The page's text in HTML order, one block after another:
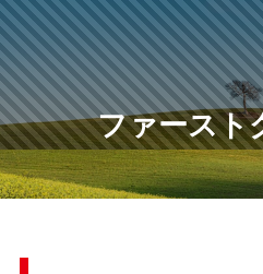
Skip
to
content
有
限
会
社
コ
岡
山
市
の
不
用
ファースト
限
会
社
コ
ウ
ノ
産